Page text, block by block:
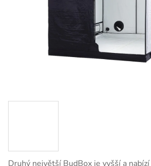
Druhý největší BudBox je vyšší a